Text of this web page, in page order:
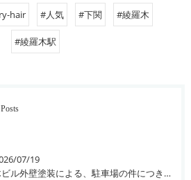
hair #人気 #下関 #綾羅木
#綾羅木駅
07/19
星木ビル外壁塗装による、駐車場の件につきまして。